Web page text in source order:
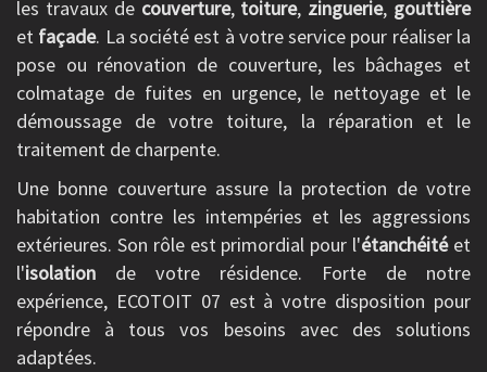
les travaux de couverture, toiture, zinguerie, gouttière
et façade. La société est à votre service pour réaliser la
pose ou rénovation de couverture, les bâchages et
colmatage de fuites en urgence, le nettoyage et le
démoussage de votre toiture, la réparation et le
traitement de charpente.
Une bonne couverture assure la protection de votre
habitation contre les intempéries et les aggressions
extérieures. Son rôle est primordial pour l'étanchéitéet
l'isolation de votre résidence. Forte de notre
expérience, ECOTOIT 07 est à votre disposition pour
répondre à tous vos besoins avec des solutions
adaptées.